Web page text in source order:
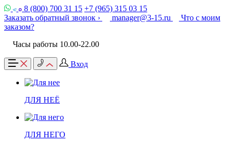
8 (800) 700 31 15 +7 (965) 315 03 15
Заказать обратный звонок ›
manager@3-15.ru
Что с моим
заказом?
Часы работы 10.00-22.00
Вход
ДЛЯ НЕЁ
ДЛЯ НЕГО